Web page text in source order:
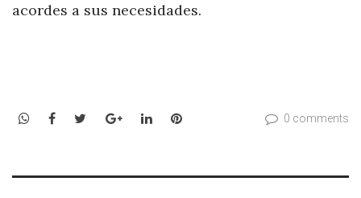
acordes a sus necesidades.
WhatsApp
Facebook
TwitterGoogle+LinkedInPinterest 0 comments